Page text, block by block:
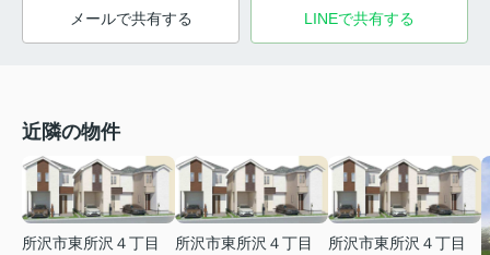
メールで共有する LINEで共有する
近隣の物件
所沢市東所沢４丁目
所沢市東所沢４丁目
所沢市東所沢４丁目